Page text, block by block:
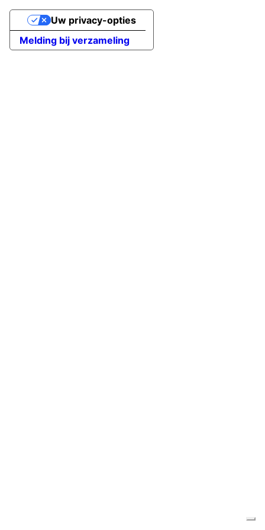
Melding bij verzameling
Uw privacy-opties